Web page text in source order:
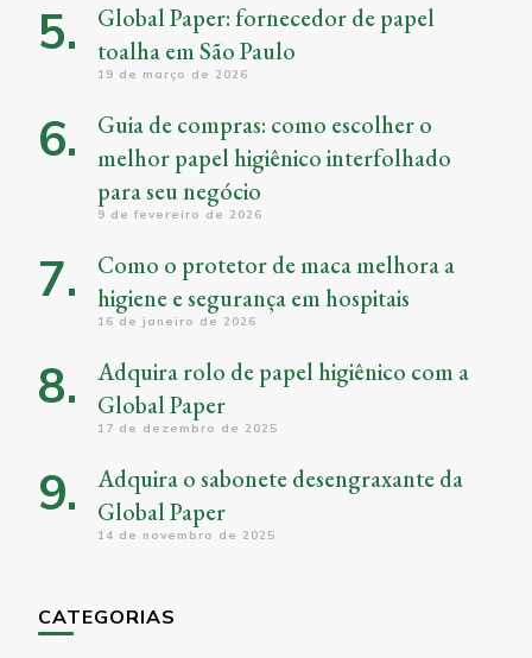
Global Paper: fornecedor de papel
toalha em São Paulo
19 de março de 2026
Guia de compras: como escolher o
melhor papel higiênico interfolhado
para seu negócio
9 de fevereiro de 2026
Como o protetor de maca melhora a
higiene e segurança em hospitais
16 de janeiro de 2026
Adquira rolo de papel higiênico com a
Global Paper
17 de dezembro de 2025
Adquira o sabonete desengraxante da
Global Paper
14 de novembro de 2025
CATEGORIAS